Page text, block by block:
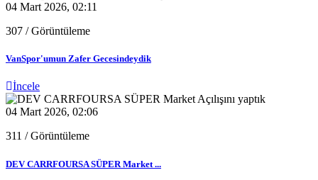
04 Mart 2026, 02:11
307 / Görüntüleme
VanSpor'umun Zafer Gecesindeydik
İncele
04 Mart 2026, 02:06
311 / Görüntüleme
DEV CARRFOURSA SÜPER Market ...